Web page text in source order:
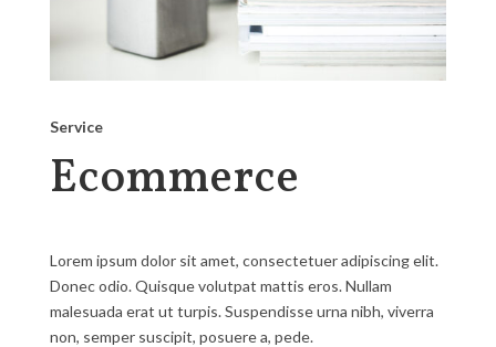
Service
Ecommerce
Lorem ipsum dolor sit amet, consectetuer adipiscing elit.
Donec odio. Quisque volutpat mattis eros. Nullam
malesuada erat ut turpis. Suspendisse urna nibh, viverra
non, semper suscipit, posuere a, pede.